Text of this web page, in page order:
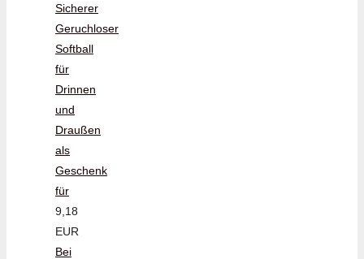
Sicherer
Geruchloser
Softball
für
Drinnen
und
Draußen
als
Geschenk
für
9,18
EUR
Bei